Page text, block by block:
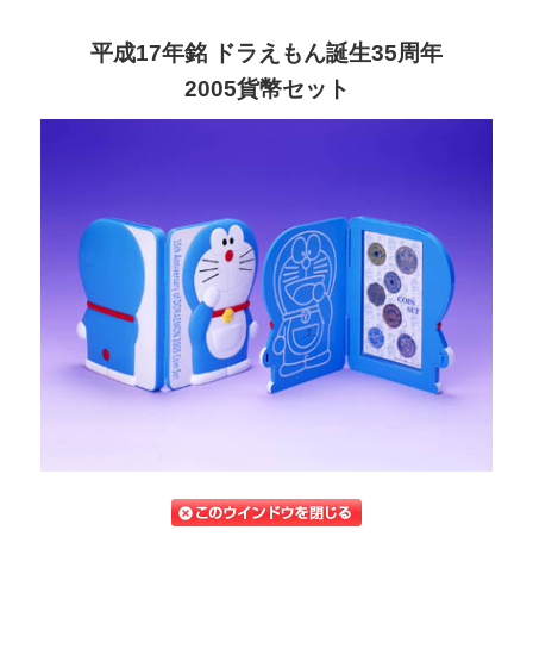
平成17年銘 ドラえもん誕生35周年
2005貨幣セット